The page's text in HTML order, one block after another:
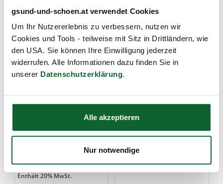
gsund-und-schoen.at verwendet Cookies
Um Ihr Nutzererlebnis zu verbessern, nutzen wir
Cookies und Tools - teilweise mit Sitz in Drittländern, wie
den USA. Sie können Ihre Einwilligung jederzeit
widerrufen. Alle Informationen dazu finden Sie in
unserer Datenschutzerklärung.
Alle akzeptieren
Nur notwendige
SANOLL - Biokosmetik
für jedes Haar
(69,75€/1Liter)
Enthält20% MwSt.
SANOLL - Biokosmetik
HANF SHAMPOO
bio-Vegan - für gesundes
Haar
15,10€
(75,50€
Enthält20% MwSt.